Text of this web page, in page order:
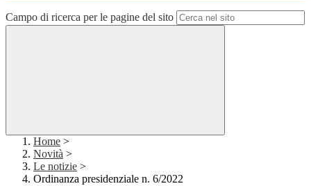
Campo di ricerca per le pagine del sito
Home >
Novità >
Le notizie >
Ordinanza presidenziale n. 6/2022